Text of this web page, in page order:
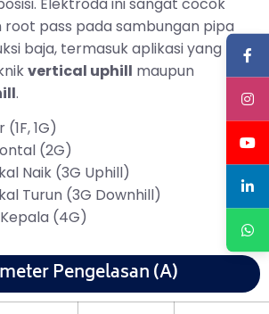
pass pada sambungan pipa
baja, termasuk aplikasi yang
vertical uphill maupun
.
1G)
(2G)
Naik (3G Uphill)
Turun (3G Downhill)
(4G)
Pengelasan (A)